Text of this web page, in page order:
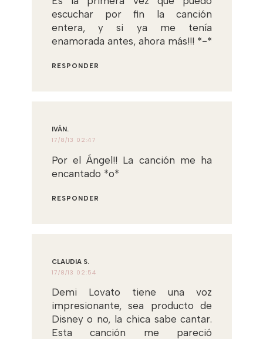
escuchar por fin la canción
entera, y si ya me tenía
enamorada antes, ahora más!!! *-*
RESPONDER
IVÁN.
17/8/13 02:47
Por el Ángel!! La canción me ha
encantado *o*
RESPONDER
CLAUDIA S.
17/8/13 02:54
Demi Lovato tiene una voz
impresionante, sea producto de
Disney o no, la chica sabe cantar.
Esta canción me pareció